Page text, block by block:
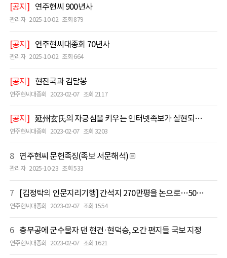
[공지] 연주현씨 900년사
관리자 2025-10-02 조회 879
[공지] 연주현씨대종회 70년사
관리자 2025-10-02 조회 664
[공지] 현진국과 김달봉
연주현씨대종회 2023-02-07 조회 2117
[공지] ​延州玄氏의 자긍심을 키우는 인터넷족보가 실현되다.(연주지 4호 기고문, 제주목사공 거로파 29세 현유환)
연주현씨대종회 2023-02-07 조회 3203
8 연주현씨 문헌족징(족보 서문해석)
관리자 2025-10-23 조회 533
7 [김정탁의 인문지리기행] 간석지 270만평을 논으로…5000여 주민의 젖줄
연주현씨대종회 2023-02-07 조회 1554
6 충무공에 군수물자 댄 현건·현덕승, 오간 편지들 국보 지정
연주현씨대종회 2023-02-07 조회 1621